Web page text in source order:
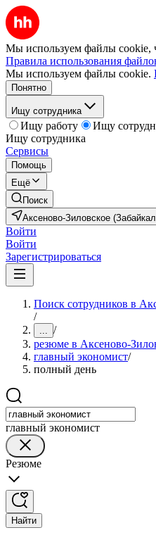
Мы используем файлы cookie,
Правила использования
Мы используем файлы cookie.
Понятно
Ищу сотрудника
Ищу работу
Ищу
Ищу сотрудника
Сервисы
Помощь
Ещё
Поиск
Аксеново-Зиловское
Войти
Войти
Зарегистрироваться
Поиск сотрудников в
/
... /
резюме в Аксеново-
главный экономист/
полный день
главный экономист
Резюме
Найти